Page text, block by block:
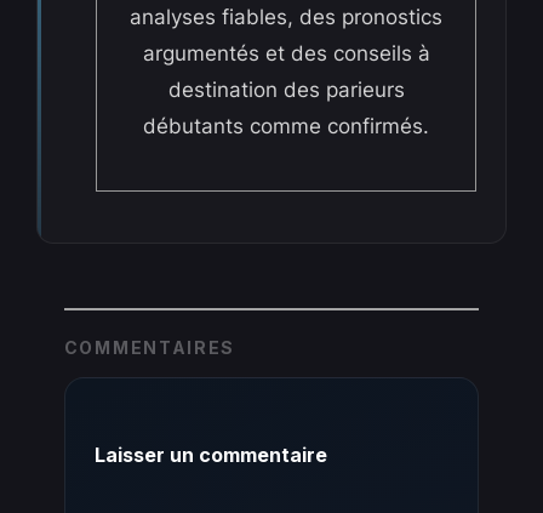
analyses fiables, des pronostics
argumentés et des conseils à
destination des parieurs
débutants comme confirmés.
COMMENTAIRES
Laisser un commentaire